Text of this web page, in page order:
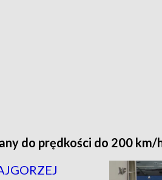
do prędkości do 200 km/